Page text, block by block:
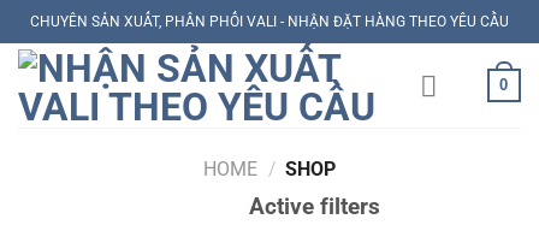
Skip
to
content
CHUYÊN SẢN XUẤT, PHÂN PHỐI VALI - NHẬN ĐẶT HÀNG THEO YÊU CẦU
0
HOME / SHOP
Active filters